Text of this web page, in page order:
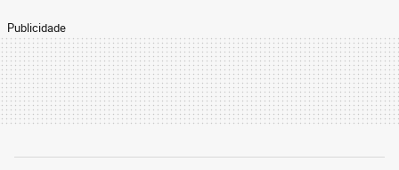
Publicidade